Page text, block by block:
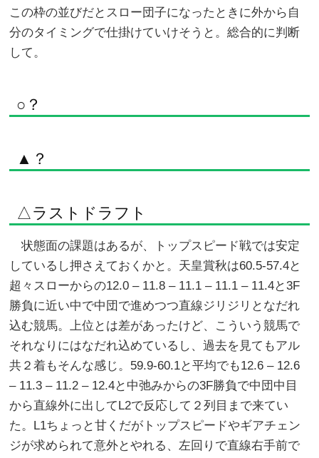
この枠の並びだとスロー団子になったときに外から自
分のタイミングで仕掛けていけそうと。総合的に判断
して。
○？
▲？
△ラストドラフト
状態面の課題はあるが、トップスピード戦では安定
しているし押さえておくかと。天皇賞秋は60.5-57.4と
超々スローからの12.0 – 11.8 – 11.1 – 11.1 – 11.4と3F
勝負に近い中で中団で進めつつ直線ジリジリとなだれ
込む競馬。上位とは差があったけど、こういう競馬で
それなりにはなだれ込めているし、過去を見てもアル
共２着もそんな感じ。59.9-60.1と平均でも12.6 – 12.6
– 11.3 – 11.2 – 12.4と中弛みからの3F勝負で中団中目
から直線外に出してL2で反応して２列目まで来てい
た。L1ちょっと甘くだがトップスピードやギアチェン
ジが求められて意外とやれる、左回りで直線右手前で